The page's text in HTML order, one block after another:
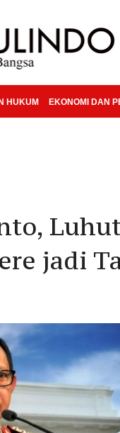
HUKUM EKONOMI DAN
jadi